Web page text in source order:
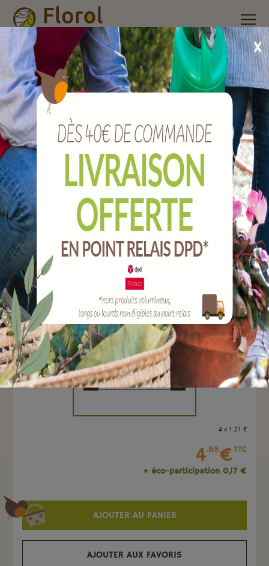
Accueil Nos produits /Poterie et accessoires /Pot de culture/
Panier de plantation étang bassin ellipse 45x18 cm
Panier de plantation étang bassin ELLIPSE
45X18 cm
Ref : J11143
EAN :
Marque :
SOERGEN Distribution
Quantité :
Unité
- +
4 x 1 .21 €
4.85€TTC
+ éco-participation 0,17 €
AJOUTER AU PANIER
AJOUTER AUX FAVORIS